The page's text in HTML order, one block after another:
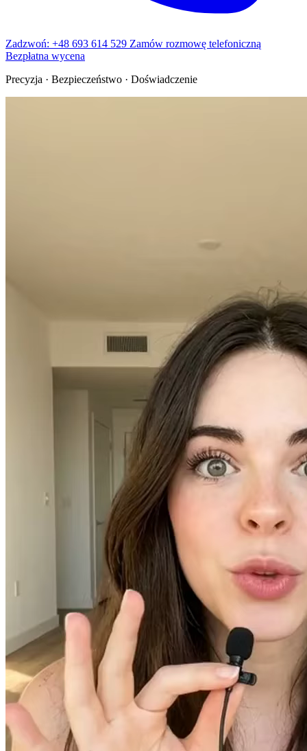
Zadzwoń: +48 693 614 529 Zamów rozmowę telefoniczną
Bezpłatna wycena
Precyzja · Bezpieczeństwo · Doświadczenie